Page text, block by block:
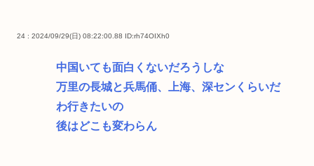
24 : 2024/09/29(日) 08:22:00.88 ID:rh74OIXh0
中国いても面白くないだろうしな
万里の長城と兵馬俑、上海、深センくらいだ
わ行きたいの
後はどこも変わらん